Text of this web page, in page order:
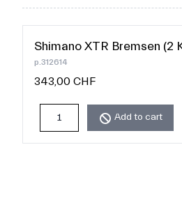
Shimano XTR Bremsen (2
p.312614
343,00 CHF
Add to cart